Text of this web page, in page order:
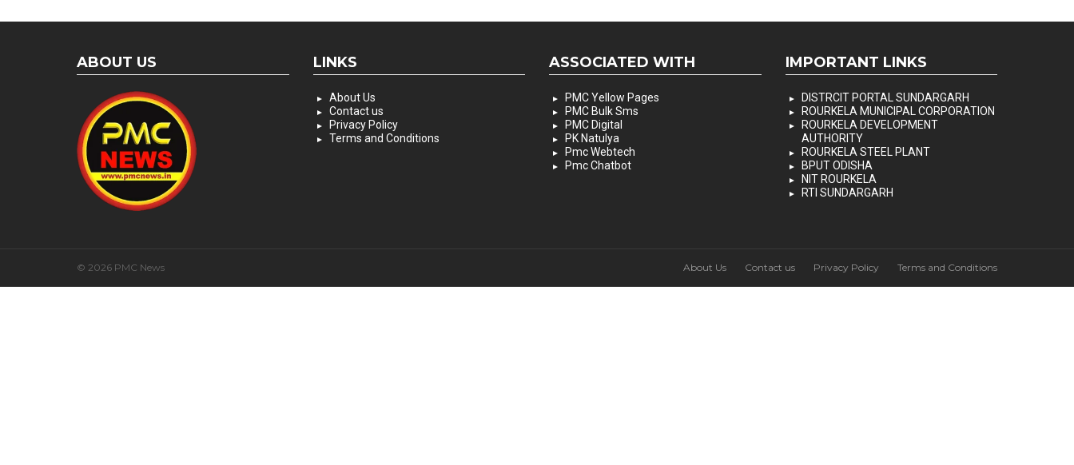
ABOUT US LINKS
About Us
Contact us
Privacy Policy
Terms and Conditions
ASSOCIATED WITH
PMC Yellow Pages
PMC Bulk Sms
PMC Digital
PK Natulya
Pmc Webtech
Pmc Chatbot
IMPORTANT LINKS
DISTRCIT PORTAL SUNDARGARH
ROURKELA MUNICIPAL CORPORATION
ROURKELA DEVELOPMENT
AUTHORITY
ROURKELA STEEL PLANT
BPUT ODISHA
NIT ROURKELA
RTI SUNDARGARH
© 2026 PMC News About Us Contact us Privacy Policy Terms and Conditions